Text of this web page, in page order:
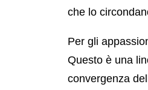
che lo
Per gli
Questo è una
convergenza